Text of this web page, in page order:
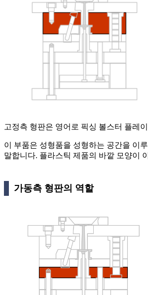
고정측 형판은 영어로 픽싱 볼스터 플레
이 부품은 성형품을 성형하는 공간을 이
말합니다. 플라스틱 제품의 바깥 모양이
가동측 형판의 역할